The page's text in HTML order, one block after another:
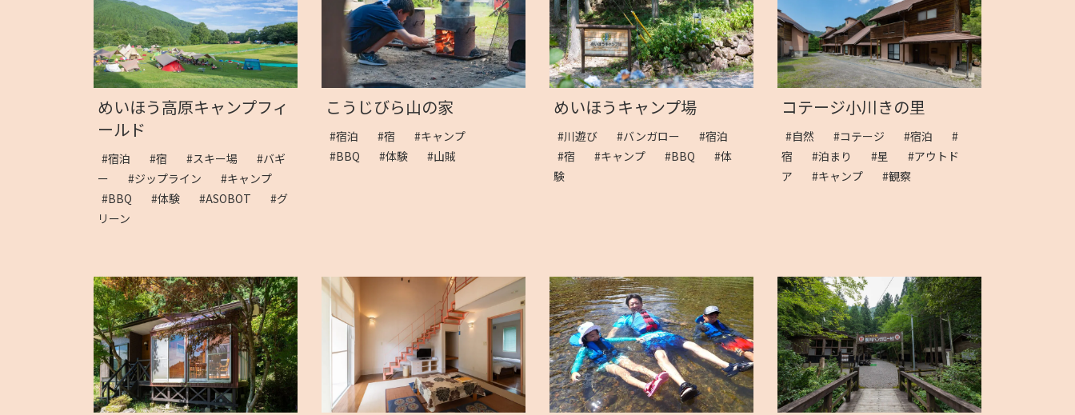
めいほう高原キャンプフィ
ールド
#宿泊 #宿 #スキー場
#バギ
ー
#ジップライン
#キャンプ
#BBQ
#体験 #ASOBOT
#グ
リーン
こうじびら山の家
#宿泊 #宿
#キャンプ
#BBQ
#体験 #山賊
めいほうキャンプ場
#川遊び #バンガロー
#宿泊
#宿
#キャンプ #BBQ
#体
験
コテージ小川きの里
#自然 #コテージ #宿泊
#
宿
#泊まり #星
#アウトド
ア
#キャンプ #観察